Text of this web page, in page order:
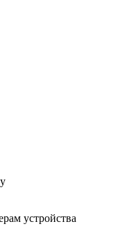
устройства